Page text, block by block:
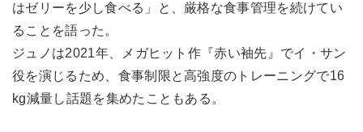
はゼリーを少し食べる」と、厳格な食事管理を続けてい
ることを語った。
ジュノは2021年、メガヒット作『赤い袖先』でイ・サン
役を演じるため、食事制限と高強度のトレーニングで16
kg減量し話題を集めたこともある。